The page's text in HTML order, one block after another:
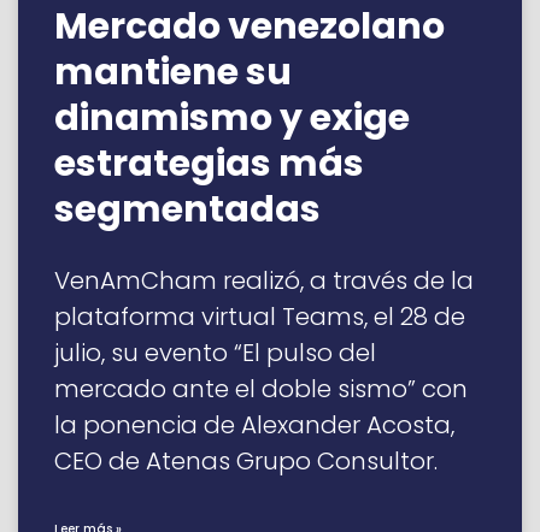
Mercado venezolano
mantiene su
dinamismo y exige
estrategias más
segmentadas
VenAmCham realizó, a través de la
plataforma virtual Teams, el 28 de
julio, su evento “El pulso del
mercado ante el doble sismo” con
la ponencia de Alexander Acosta,
CEO de Atenas Grupo Consultor.